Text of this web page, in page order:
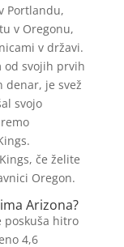
Portlandu,
v Oregonu,
v državi.
od svojih prvih
denar, je svež
svojo
če želite
Oregon.
Arizona?
poskuša hitro
4,6